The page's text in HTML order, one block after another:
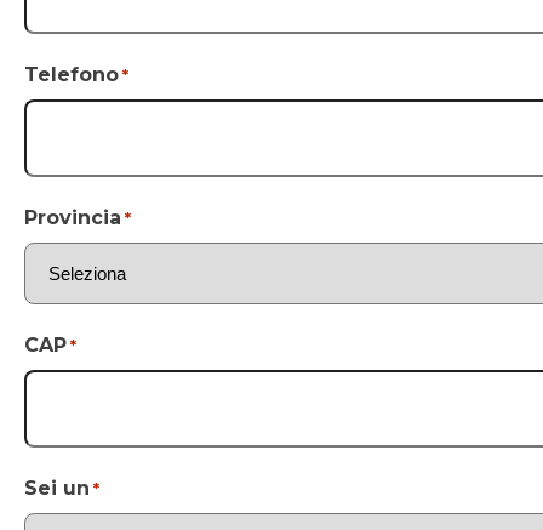
Telefono *
Provincia *
CAP *
Sei un *